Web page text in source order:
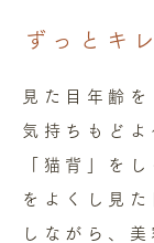
ずっとキ
見た目年齢
気持ちもど
「猫背」を
をよくし見
しながら、